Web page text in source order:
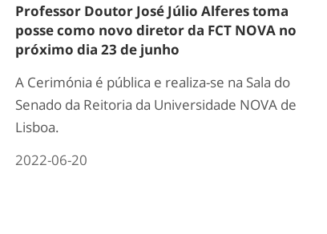
Professor Doutor José Júlio Alferes toma
posse como novo diretor da FCT NOVA no
próximo dia 23 de junho
A Cerimónia é pública e realiza-se na Sala do
Senado da Reitoria da Universidade NOVA de
Lisboa.
2022-06-20